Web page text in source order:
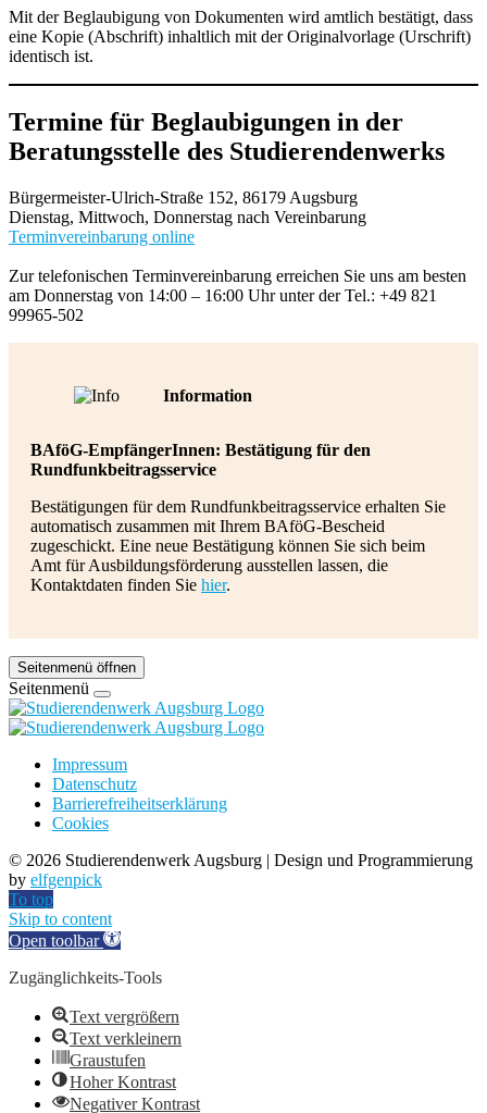
Mit der Beglaubigung von Dokumenten wird amtlich bestätigt, dass
eine Kopie (Abschrift) inhaltlich mit der Originalvorlage (Urschrift)
identisch ist.
Termine für Beglaubigungen in der
Beratungsstelle des Studierendenwerks
Bürgermeister-Ulrich-Straße 152, 86179 Augsburg
Dienstag, Mittwoch, Donnerstag nach Vereinbarung
Terminvereinbarung online
Zur telefonischen Terminvereinbarung erreichen Sie uns am besten
am Donnerstag von 14:00 – 16:00 Uhr unter der Tel.: +49 821
99965-502
Information
BAföG-EmpfängerInnen: Bestätigung für den
Rundfunkbeitragsservice
Bestätigungen für dem Rundfunkbeitragsservice erhalten Sie
automatisch zusammen mit Ihrem BAföG-Bescheid
zugeschickt. Eine neue Bestätigung können Sie sich beim
Amt für Ausbildungsförderung ausstellen lassen, die
Kontaktdaten finden Sie hier.
Seitenmenü öffnen
Seitenmenü
Impressum
Datenschutz
Barrierefreiheitserklärung
Cookies
© 2026 Studierendenwerk Augsburg | Design und Programmierung
by elfgenpick
To top
Skip to content
Open toolbar
Zugänglichkeits-Tools
Text vergrößern
Text verkleinern
Graustufen
Hoher Kontrast
Negativer Kontrast